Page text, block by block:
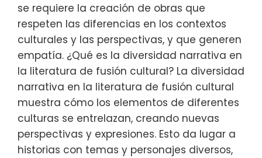
se requiere la creación de obras que
respeten las diferencias en los contextos
culturales y las perspectivas, y que generen
empatía. ¿Qué es la diversidad narrativa en
la literatura de fusión cultural? La diversidad
narrativa en la literatura de fusión cultural
muestra cómo los elementos de diferentes
culturas se entrelazan, creando nuevas
perspectivas y expresiones. Esto da lugar a
historias con temas y personajes diversos,